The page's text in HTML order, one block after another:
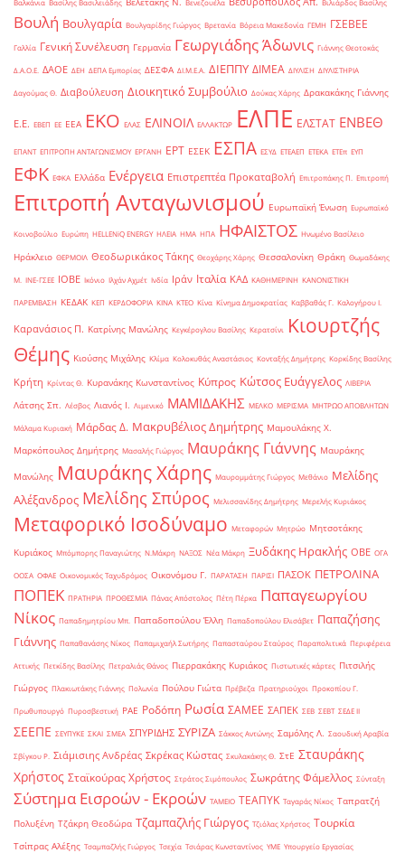
Βαλκάνια Βασίλης Βασιλειάδης Βενεζουέλα Βιλιάρδος Βασίλης
Βουλή Βουλγαρία Βουλγαρίδης Γιώργος Βρετανία Βόρεια Μακεδονία ΓΕΜΗ ΓΣΕΒΕΕ
Γαλλία Γενική Συνέλευση Γερμανία Γεωργιάδης Άδωνις Γιάννης Θεοτοκάς
Δ.Α.Ο.Ε. ΔΑΟΕ ΔΕΗ ΔΕΠΑ Εμπορίας ΔΕΣΦΑ ΔΙ.Μ.Ε.Α. ΔΙΕΠΠΥ ΔΙΜΕΑ ΔΙΥΛΙΣΗ ΔΙΥΛΙΣΤΗΡΙΑ
Δαγούμας Θ. Διαβούλευση Διοικητικό Συμβούλιο Δούκας Χάρης Δρακακάκης Γιάννης
Ε.Ε. ΕΒΕΠ ΕΕ ΕΕΑ ΕΚΟ ΕΛΑΣ ΕΛΙΝΟΙΛ ΕΛΛΑΚΤΩΡ ΕΛΠΕ ΕΛΣΤΑΤ ΕΝΒΕΘ
ΕΠΑΝΤ ΕΠΙΤΡΟΠΗ ΑΝΤΑΓΩΝΙΣΜΟΥ ΕΡΓΑΝΗ ΕΡΤ ΕΣΕΚ ΕΣΠΑ ΕΣΥΔ ΕΤΕΑΕΠ ΕΤΕΚΑ ΕΤΕπ ΕΥΠ
ΕΦΚ ΕΦΚΑ Ελλάδα Ενέργεια Επιστρεπτέα Προκαταβολή Επιτροπάκης Π. Επιτροπή
Επιτροπή Ανταγωνισμού Ευρωπαϊκή Ένωση Ευρωπαϊκό
Κοινοβούλιο Ευρώπη ΗELLENiQ ENERGY ΗΛΕΙΑ ΗΜΑ ΗΠΑ ΗΦΑΙΣΤΟΣ Ηνωμένο Βασίλειο
Ηράκλειο ΘΕΡΜΟΙΛ Θεοδωρικάκος Τάκης Θεοχάρης Χάρης Θεσσαλονίκη Θράκη Θωμαδάκης
Μ. ΙΝΕ-ΓΣΕΕ ΙΟΒΕ Ικόνιο Ιλχάν Αχμέτ Ινδία Ιράν Ιταλία ΚΑΔ ΚΑΘΗΜΕΡΙΝΗ ΚΑΝΟΝΙΣΤΙΚΗ
ΠΑΡΕΜΒΑΣΗ ΚΕΔΑΚ ΚΕΠ ΚΕΡΔΟΦΟΡΙΑ ΚΙΝΑ ΚΤΕΟ Κίνα Κίνημα Δημοκρατίας Καββαθάς Γ. Καλογήρου Ι.
Καρανάσιος Π. Κατρίνης Μανώλης Κεγκέρογλου Βασίλης Κερατσίνι
Κιουρτζής
Θέμης Κιούσης Μιχάλης Κλίμα Κολοκυθάς Αναστάσιος Κονταξής Δημήτρης Κορκίδης Βασίλης
Κρήτη Κρίντας Θ. Κυρανάκης Κωνσταντίνος Κύπρος Κώτσος Ευάγγελος ΛΙΒΕΡΙΑ
Λάτσης Σπ. Λέσβος Λιανός Ι. Λιμενικό ΜΑΜΙΔΑΚΗΣ ΜΕΛΚΟ ΜΕΡΙΣΜΑ ΜΗΤΡΩΟ ΑΠΟΒΛΗΤΩΝ
Μάλαμα Κυριακή Μάρδας Δ. Μακρυβέλιος Δημήτρης Μαμουλάκης Χ.
Μαρκόπουλος Δημήτρης Μασαλής Γιώργος Μαυράκης Γιάννης Μαυράκης
Μανώλης Μαυράκης Χάρης Μαυρομμάτης Γιώργος Μεθάνιο Μελίδης
Αλέξανδρος Μελίδης Σπύρος Μελισσανίδης Δημήτρης Μερελής Κυριάκος
Μεταφορικό Ισοδύναμο Μεταφορών Μητρώο Μητσοτάκης
Κυριάκος Μπόμπορης Παναγιώτης Ν.Μάκρη ΝΑΞΟΣ Νέα Μάκρη Ξυδάκης Ηρακλής ΟΒΕ ΟΓΑ
ΟΟΣΑ ΟΦΑΕ Οικονομικός Ταχυδρόμος Οικονόμου Γ. ΠΑΡΑΤΑΣΗ ΠΑΡΙΣΙ ΠΑΣΟΚ ΠΕΤΡΟΛΙΝΑ
ΠΟΠΕΚ ΠΡΑΤΗΡΙΑ ΠΡΟΘΕΣΜΙΑ Πάνας Απόστολος Πέτη Πέρκα Παπαγεωργίου
Νίκος Παπαδημητρίου Μπ. Παπαδοπούλου Έλλη Παπαδοπούλου Ελισάβετ Παπαζήσης
Γιάννης Παπαθανάσης Νίκος Παπαμιχαήλ Σωτήρης Παπασταύρου Σταύρος Παραπολιτικά Περιφέρεια
Αττικής Πετκίδης Βασίλης Πετραλιάς Θάνος Πιερρακάκης Κυριάκος Πιστωτικές κάρτες Πιτσιλής
Γιώργος Πλακιωτάκης Γιάννης Πολωνία Πούλου Γιώτα Πρέβεζα Πρατηριούχοι Προκοπίου Γ.
Πρωθυπουργό Πυροσβεστική ΡΑΕ Ροδόπη Ρωσία ΣΑΜΕΕ ΣΑΠΕΚ ΣΕΒ ΣΕΒΤ ΣΕΔΕ ΙΙ
ΣΕΕΠΕ ΣΕΥΠΥΚΕ ΣΚΑΙ ΣΜΕΑ ΣΠΥΡΙΔΗΣ ΣΥΡΙΖΑ Σάκκος Αντώνης Σαμόλης Λ. Σαουδική Αραβία
Σβίγκου Ρ. Σιάμισιης Ανδρέας Σκρέκας Κώστας Σκυλακάκης Θ. ΣτΕ Σταυράκης
Χρήστος Σταϊκούρας Χρήστος Στράτος Σιμόπουλος Σωκράτης Φάμελλος Σύνταξη
Σύστημα Εισροών - Εκροών ΤΑΜΕΙΟ ΤΕΑΠΥΚ Ταγαράς Νίκος Ταπρατζή
Πολυξένη Τζάκρη Θεοδώρα Τζαμπαζλής Γιώργος Τζιόλας Χρήστος Τουρκία
Τσίπρας Αλέξης Τσαμπαζλής Γιώργος Τσεχία Τσιάρας Κωνσταντίνος ΥΜΕ Υπουργείο Εργασίας